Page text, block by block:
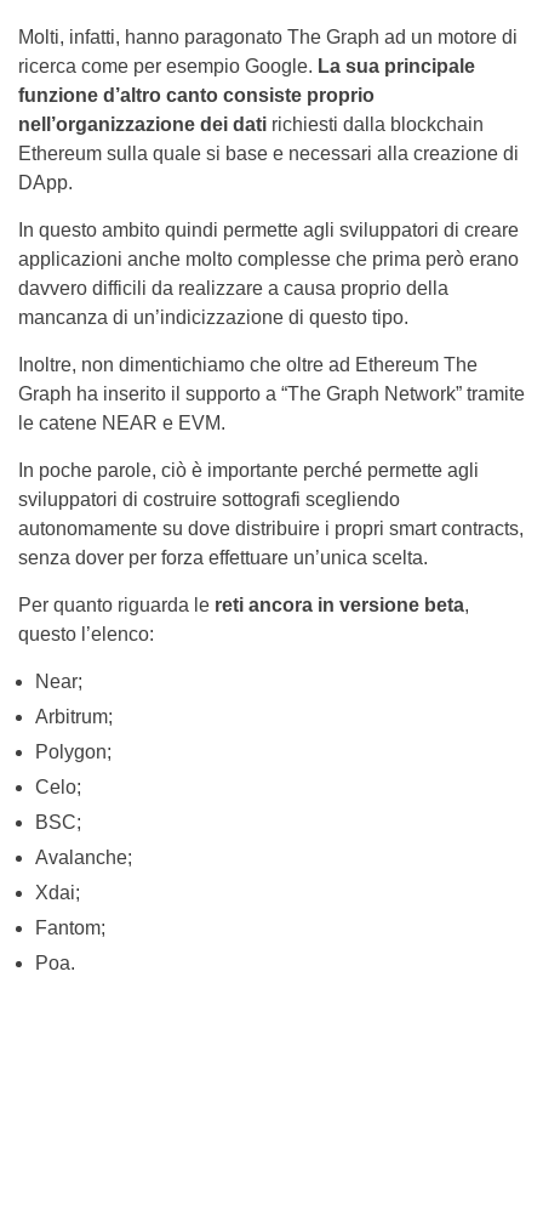
Molti, infatti, hanno paragonato The Graph ad un motore di
ricerca come per esempio Google. La sua principale
funzione d’altro canto consiste proprio
nell’organizzazione dei dati richiesti dalla blockchain
Ethereum sulla quale si base e necessari alla creazione di
DApp.
In questo ambito quindi permette agli sviluppatori di creare
applicazioni anche molto complesse che prima però erano
davvero difficili da realizzare a causa proprio della
mancanza di un’indicizzazione di questo tipo.
Inoltre, non dimentichiamo che oltre ad Ethereum The
Graph ha inserito il supporto a “The Graph Network” tramite
le catene NEAR e EVM.
In poche parole, ciò è importante perché permette agli
sviluppatori di costruire sottografi scegliendo
autonomamente su dove distribuire i propri smart contracts,
senza dover per forza effettuare un’unica scelta.
Per quanto riguarda le reti ancora in versione beta,
questo l’elenco:
Near;
Arbitrum;
Polygon;
Celo;
BSC;
Avalanche;
Xdai;
Fantom;
Poa.